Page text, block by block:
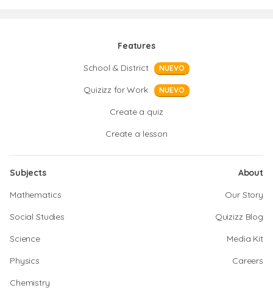
Features
School & District
NUEVO
Quizizz for Work NUEVO
Create a quiz
Create a lesson
Subjects
Mathematics
Social Studies
Science
Physics
Chemistry
About
Our Story
Quizizz Blog
Media Kit
Careers